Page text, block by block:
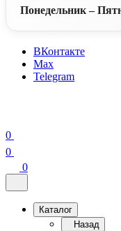
Понедельник –
ВКонтакте
Max
Telegram
0
0
0
Каталог
Назад